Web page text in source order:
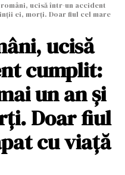
ucisă într-un accident
ei, morți. Doar fiul cel mare
ucisă
cumplit:
un an și
Doar fiul
cu viață